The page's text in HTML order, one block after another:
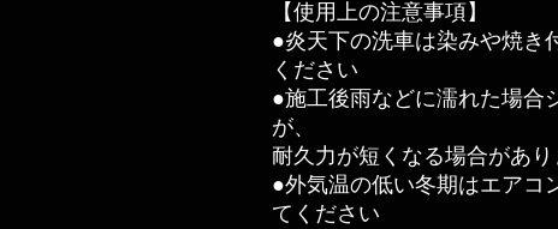
【使用上の注意事項】
●炎天下の洗車は染みや焼き
ください
●施工後雨などに濡れた場合
が、
耐久力が短くなる場合があ
●外気温の低い冬期はエアコ
てください